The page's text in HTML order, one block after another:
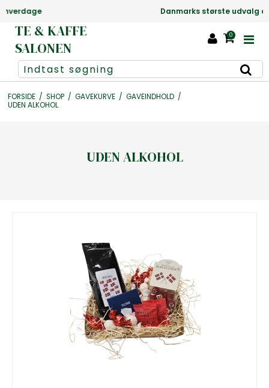
Danmarks største udvalg af te +1000 slags
TE & KAFFE
SALONEN
0
FORSIDE / SHOP / GAVEKURVE / GAVEINDHOLD /
UDEN ALKOHOL
UDEN ALKOHOL